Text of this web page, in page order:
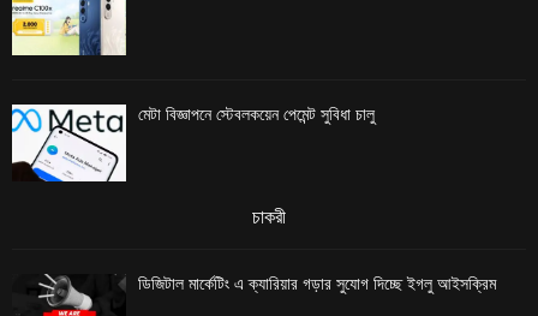
মেটা বিজ্ঞাপনে স্টেবলকয়েন পেমেন্ট সুবিধা চালু
চাকরী
ডিজিটাল মার্কেটিং এ ক্যারিয়ার গড়ার সুযোগ দিচ্ছে ইগলু আইসক্রিম